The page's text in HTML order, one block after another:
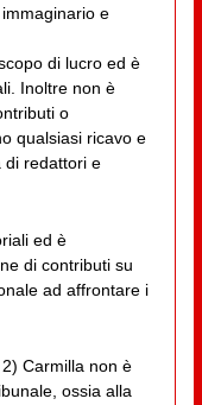
e
di lucro ed è
Inoltre non è
o
qualsiasi ricavo e
di redattori e
ed è
di contributi su
ad affrontare i
Carmilla non è
ossia alla